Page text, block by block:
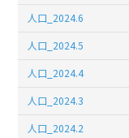
人口_2024.6
人口_2024.5
人口_2024.4
人口_2024.3
人口_2024.2